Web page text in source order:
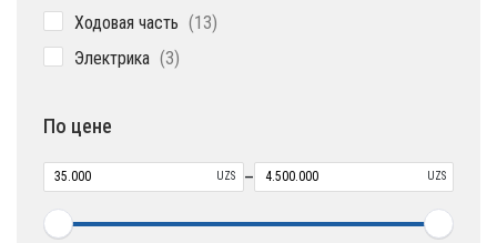
Ходовая часть 1313
Электрика 33
По цене
UZS – UZS